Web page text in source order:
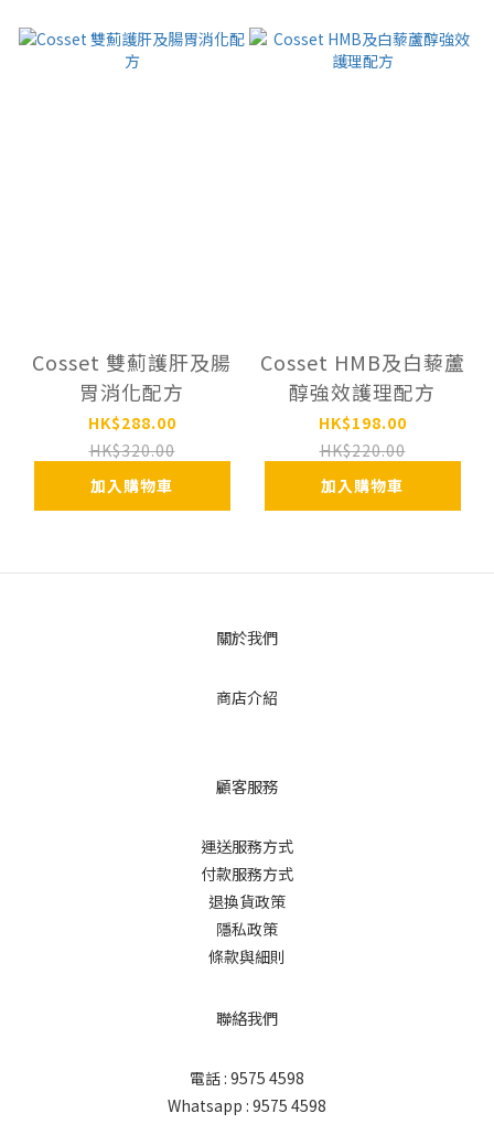
Cosset 雙薊護肝及腸
胃消化配方
HK$288.00
HK$320.00
加入購物車
Cosset HMB及白藜蘆
醇強效護理配方
HK$198.00
HK$220.00
加入購物車
關於我們
商店介紹
顧客服務
運送服務方式
付款服務方式
退換貨政策
隱私政策
條款與細則
聯絡我們
電話 : 9575 4598
Whatsapp : 9575 4598